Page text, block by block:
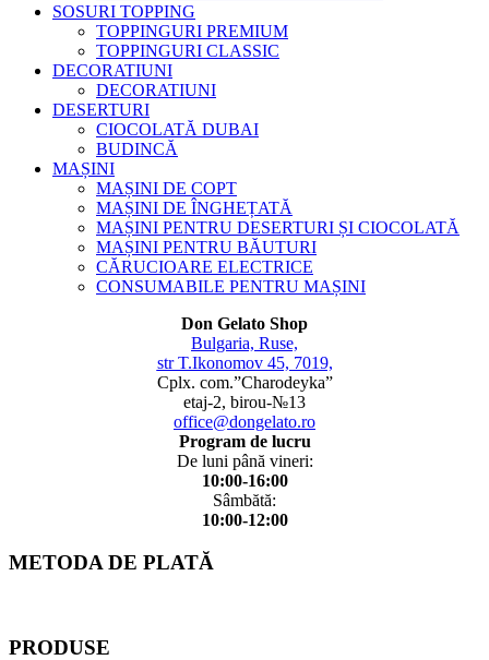
SOSURI TOPPING
TOPPINGURI PREMIUM
TOPPINGURI CLASSIC
DECORATIUNI
DECORATIUNI
DESERTURI
CIOCOLATĂ DUBAI
BUDINCĂ
MAȘINI
MAȘINI DE COPT
MAȘINI DE ÎNGHEȚATĂ
MAȘINI PENTRU DESERTURI ȘI CIOCOLATĂ
MAȘINI PENTRU BĂUTURI
CĂRUCIOARE ELECTRICE
CONSUMABILE PENTRU MAȘINI
Don Gelato Shop
Bulgaria, Ruse,
str T.Ikonomov 45, 7019,
Cplx. com.”Charodeyka”
etaj-2, birou-№13
office@dongelato.ro
Program de lucru
De luni până vineri:
10:00-16:00
Sâmbătă:
10:00-12:00
METODA DE PLATĂ
PRODUSE